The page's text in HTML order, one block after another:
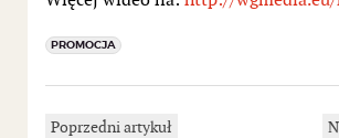
PROMOCJA
Poprzedni artykuł